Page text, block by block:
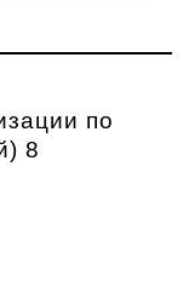
по
8